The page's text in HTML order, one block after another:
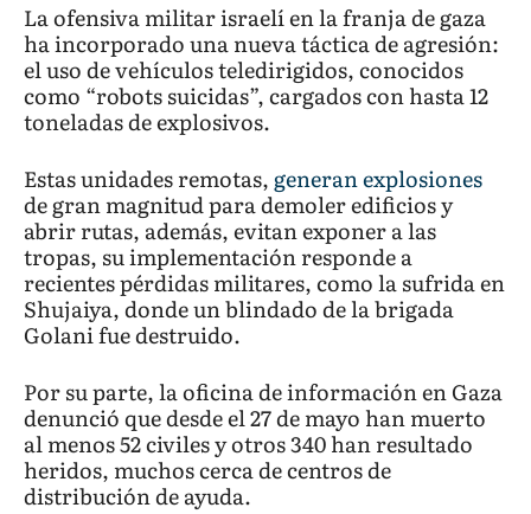
La ofensiva militar israelí en la franja de gaza
ha incorporado una nueva táctica de agresión:
el uso de vehículos teledirigidos, conocidos
como “robots suicidas”, cargados con hasta 12
toneladas de explosivos.
Estas unidades remotas, generan explosiones
de gran magnitud para demoler edificios y
abrir rutas, además, evitan exponer a las
tropas, su implementación responde a
recientes pérdidas militares, como la sufrida en
Shujaiya, donde un blindado de la brigada
Golani fue destruido.
Por su parte, la oficina de información en Gaza
denunció que desde el 27 de mayo han muerto
al menos 52 civiles y otros 340 han resultado
heridos, muchos cerca de centros de
distribución de ayuda.